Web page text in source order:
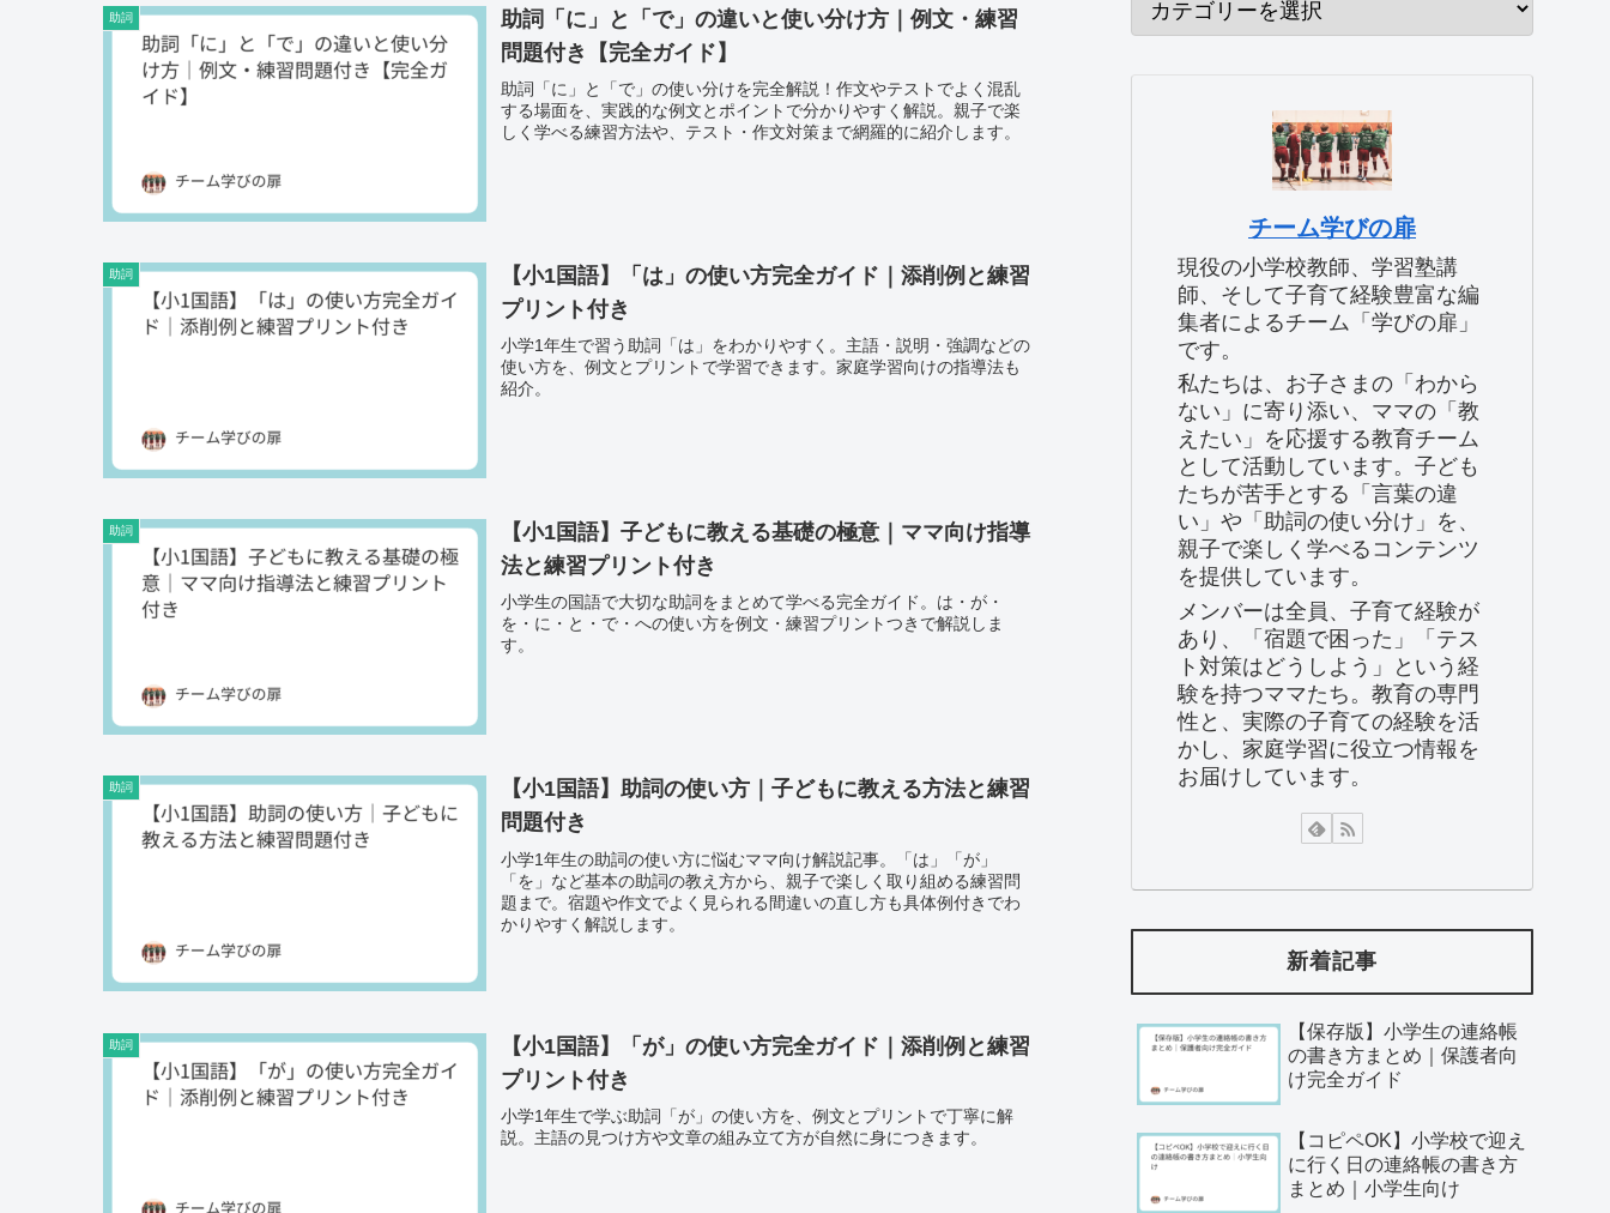
助詞
助詞「に」と「で」の違いと使い分け方｜例文・練習
問題付き【完全ガイド】
助詞「に」と「で」の使い分けを完全解説！作文やテストでよく混乱
する場面を、実践的な例文とポイントで分かりやすく解説。親子で楽
しく学べる練習方法や、テスト・作文対策まで網羅的に紹介します。
助詞
【小1国語】「は」の使い方完全ガイド｜添削例と練習
プリント付き
小学1年生で習う助詞「は」をわかりやすく。主語・説明・強調などの
使い方を、例文とプリントで学習できます。家庭学習向けの指導法も
紹介。
助詞
【小1国語】子どもに教える基礎の極意｜ママ向け指導
法と練習プリント付き
小学生の国語で大切な助詞をまとめて学べる完全ガイド。は・が・
を・に・と・で・への使い方を例文・練習プリントつきで解説しま
す。
助詞
【小1国語】助詞の使い方｜子どもに教える方法と練習
問題付き
小学1年生の助詞の使い方に悩むママ向け解説記事。「は」「が」
「を」など基本の助詞の教え方から、親子で楽しく取り組める練習問
題まで。宿題や作文でよく見られる間違いの直し方も具体例付きでわ
かりやすく解説します。
助詞
【小1国語】「が」の使い方完全ガイド｜添削例と練習
プリント付き
小学1年生で学ぶ助詞「が」の使い方を、例文とプリントで丁寧に解
説。主語の見つけ方や文章の組み立て方が自然に身につきます。
チーム学びの扉
現役の小学校教師、学習塾講
師、そして子育て経験豊富な編
集者によるチーム「学びの扉」
です。
私たちは、お子さまの「わから
ない」に寄り添い、ママの「教
えたい」を応援する教育チーム
として活動しています。子ども
たちが苦手とする「言葉の違
い」や「助詞の使い分け」を、
親子で楽しく学べるコンテンツ
を提供しています。
メンバーは全員、子育て経験が
あり、「宿題で困った」「テス
ト対策はどうしよう」という経
験を持つママたち。教育の専門
性と、実際の子育ての経験を活
かし、家庭学習に役立つ情報を
お届けしています。
新着記事
【保存版】小学生の連絡帳
の書き方まとめ｜保護者向
け完全ガイド
【コピペOK】小学校で迎え
に行く日の連絡帳の書き方
まとめ｜小学生向け